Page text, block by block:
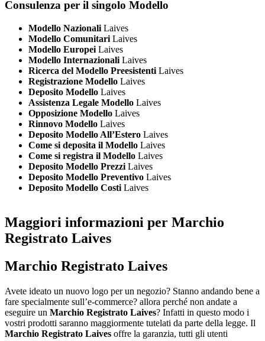
Consulenza per il singolo Modello
Modello Nazionali Laives
Modello Comunitari Laives
Modello Europei Laives
Modello Internazionali Laives
Ricerca del Modello Preesistenti Laives
Registrazione Modello Laives
Deposito Modello Laives
Assistenza Legale Modello Laives
Opposizione Modello Laives
Rinnovo Modello Laives
Deposito Modello All’Estero Laives
Come si deposita il Modello Laives
Come si registra il Modello Laives
Deposito Modello Prezzi Laives
Deposito Modello Preventivo Laives
Deposito Modello Costi Laives
Maggiori informazioni per Marchio
Registrato Laives
Marchio Registrato Laives
Avete ideato un nuovo logo per un negozio? Stanno andando bene a
fare specialmente sull’e-commerce? allora perché non andate a
eseguire un Marchio Registrato Laives? Infatti in questo modo i
vostri prodotti saranno maggiormente tutelati da parte della legge. Il
Marchio Registrato Laives offre la garanzia, tutti gli utenti